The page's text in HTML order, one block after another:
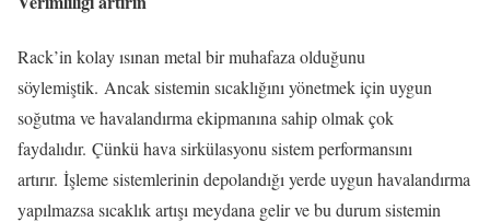
Rack’in kolay ısınan metal bir muhafaza olduğunu
söylemiştik. Ancak sistemin sıcaklığını yönetmek için uygun
soğutma ve havalandırma ekipmanına sahip olmak çok
faydalıdır. Çünkü hava sirkülasyonu sistem performansını
artırır. İşleme sistemlerinin depolandığı yerde uygun havalandırma
yapılmazsa sıcaklık artışı meydana gelir ve bu durum sistemin